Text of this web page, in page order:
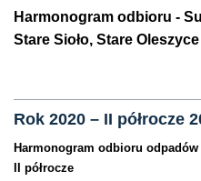
Harmonogram odbioru -
Stare Sioło, Stare Oleszyce
Rok 2020 – II półrocze
Harmonogram odbioru
II półrocze